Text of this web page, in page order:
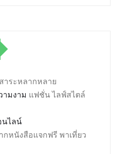
าระหลากหลาย
ามงาม แฟชั่น ไลฟ์สไตล์
นไลน์
กหนังสือแจกฟรี พาเที่ยว